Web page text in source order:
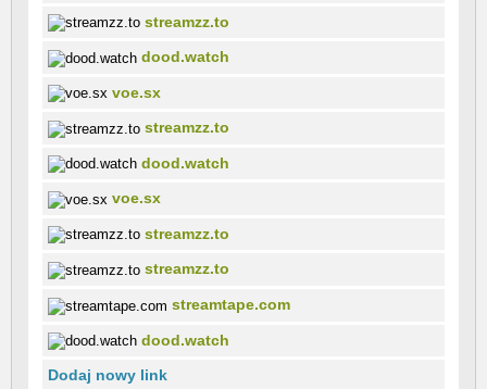
streamzz.to
dood.watch
voe.sx
streamzz.to
dood.watch
voe.sx
streamzz.to
streamzz.to
streamtape.com
dood.watch
Dodaj nowy link